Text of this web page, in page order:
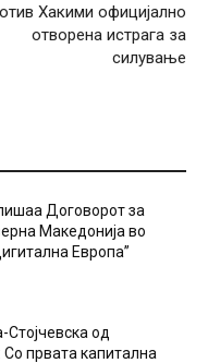
Хакими официјално
отворена истрага за
силување
Договорот за
Македонија во
Европа”
Стојчевска од
првата капитална